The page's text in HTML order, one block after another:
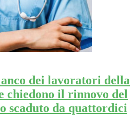
dei lavoratori della
chiedono il rinnovo del
scaduto da quattordici